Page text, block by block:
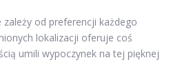
od preferencji każdego
lokalizacji oferuje coś
umili wypoczynek na tej pięknej